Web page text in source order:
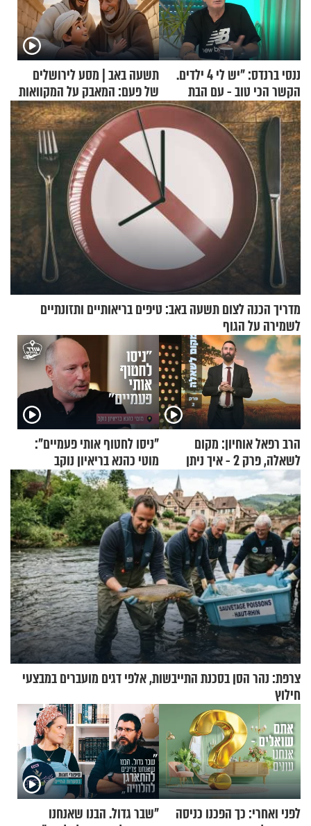
ננסי ברנדס: "יש לי 4 ילדים.
הקשר הכי טוב - עם הבת
החרדית"
תשעה באב | מסע לירושלים
של פעם: המאבק על המקוואות
מדריך הכנה לצום תשעה באב: טיפים בריאותיים ותזונתיים
לשמירה על הגוף
הרב רפאל אוחיון: מקום
לשאלה, פרק 2 - איך ניתן
להוכיח שהתורה משמיים?
"ניסו לחטוף אותי פעמיים":
מוטי כהנא בריאיון נוקב
צרפת: נהר הסן בסכנת התייבשות, אלפי דגים מועברים במבצעי
חילוץ
לפני ואחרי: כך הפכנו כניסה
"שבר גדול. הבנו שאנחנו